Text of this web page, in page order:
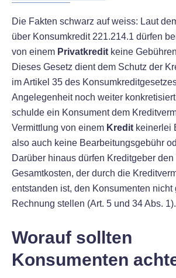
Die Fakten schwarz auf weiss: Laut
über Konsumkredit 221.214.1 dürfen
von einem Privatkredit keine
Dieses Gesetz dient dem Schutz der
im Artikel 35 des
Angelegenheit noch weiter
schulde ein Konsument dem
Vermittlung von einem Kredit keinerlei
also auch keine Bearbeitungsgebühr
Darüber hinaus dürfen Kreditgeber den
Gesamtkosten, der durch die
entstanden ist, den Konsumenten nicht
Rechnung stellen (Art. 5 und 34 Abs. 1).
Worauf sollten
Konsumenten